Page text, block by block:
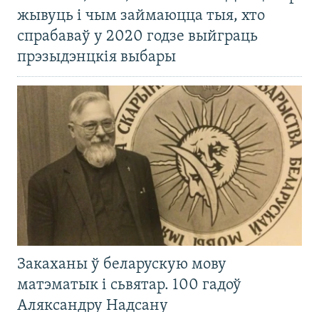
жывуць і чым займаюцца тыя, хто
спрабаваў у 2020 годзе выйграць
прэзыдэнцкія выбары
Закаханы ў беларускую мову
матэматык і сьвятар. 100 гадоў
Аляксандру Надсану